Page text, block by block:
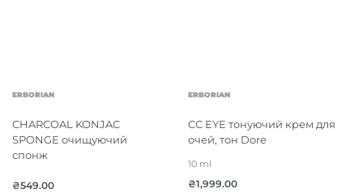
ERBORIAN
CHARCOAL KONJAC
SPONGE очищуючий
спонж
₴549.00
ERBORIAN
CC EYE тонуючий крем для
очей, тон Dore
10 ml
₴1,999.00